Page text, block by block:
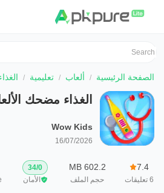
الصفحة الرئيسية ألعاب تعليمية
الغذاء مضحك
Wow Kids
16/07/2026
7.4
6 تعليقات
602.2 MB
حجم الملف
0
/
34
الأمان